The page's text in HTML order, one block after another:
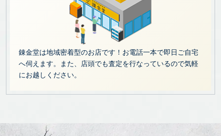
錬金堂は地域密着型のお店です！お電話一本で即日ご自宅
へ伺えます。また、店頭でも査定を行なっているので気軽
にお越しください。